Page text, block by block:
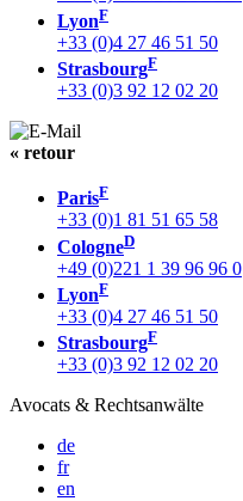
LyonF
+33 (0)4 27 46 51 50
StrasbourgF
+33 (0)3 92 12 02 20
« retour
ParisF
+33 (0)1 81 51 65 58
CologneD
+49 (0)221 1 39 96 96 0
LyonF
+33 (0)4 27 46 51 50
StrasbourgF
+33 (0)3 92 12 02 20
Avocats & Rechtsanwälte
de
fr
en